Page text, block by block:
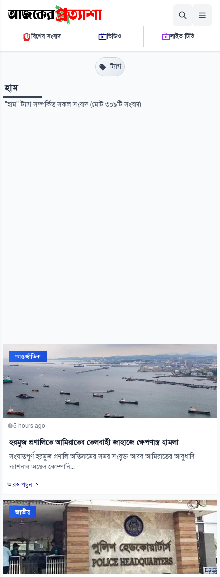
রোববার, ০৯ আগস্ট ২০২৬
০৭:৪০:৪৪ পি.এম.THE DAILY AJKER PROTTASHA
বিশেষ সংবাদ ভিডিও লাইভ টিভি
ট্যাগ
হাম
"হাম" ট্যাগ সম্পর্কিত সকল সংবাদ (মোট ৩০৯টি সংবাদ)
আন্তর্জাতিক
5 hours ago
হরমুজ প্রণালিতে আমিরাতের তেলবাহী জাহাজে ক্ষেপণাস্ত্র হামলা
সংঘাতপূর্ণ হরমুজ প্রণালি অতিক্রমের সময় সংযুক্ত আরব আমিরাতের আবুধাবি
ন্যাশনাল অয়েল কোম্পানি...
আরও পড়ুন
জাতীয়